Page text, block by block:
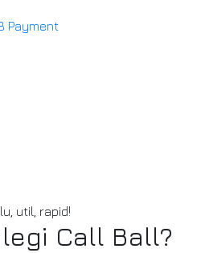
Payment
util, rapid!
Call Ball?